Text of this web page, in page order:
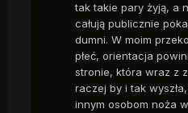
tak takie pary żyją, a
całują publicznie
dumni. W moim
płeć, orientacja
stronie, która wraz z
raczej by i tak
innym osobom noża